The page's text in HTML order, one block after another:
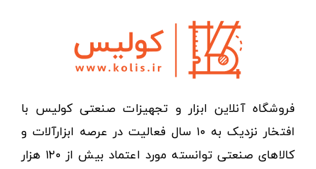
فروشگاه آنلاین ابزار و تجهیزات صنعتی کولیس با
افتخار نزدیک به ۱۰ سال فعالیت در عرصه ابزارآلات و
کالاهای صنعتی توانسته مورد اعتماد بیش از ۱۲۰ هزار